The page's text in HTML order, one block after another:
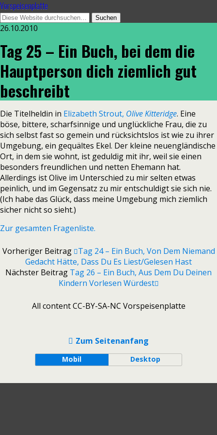
Vorspeisenplatte
26.10.2010
Tag 25 – Ein Buch, bei dem die
Hauptperson dich ziemlich gut
beschreibt
Die Titelheldin in Elizabeth Strout, Olive Kitteridge. Eine
böse, bittere, scharfsinnige und unglückliche Frau, die zu
sich selbst fast so gemein und rücksichtslos ist wie zu ihrer
Umgebung, ein gequältes Ekel. Der kleine neuengländische
Ort, in dem sie wohnt, ist geduldig mit ihr, weil sie einen
besonders freundlichen und netten Ehemann hat.
Allerdings ist Olive im Unterschied zu mir selten etwas
peinlich, und im Gegensatz zu mir entschuldigt sie sich nie.
(Ich habe das Glück, dass meine Umgebung mich ziemlich
sicher nicht so sieht.)
Zur gesamten Fragenliste.
Vorheriger Beitrag
Tag 24 – Ein Buch, Von Dem Niemand
Gedacht Hätte, Dass Du Es Liest/gelesen Hast
Nächster Beitrag Tag 26 – Ein Buch, Aus Dem Du Deinen
Kindern Vorlesen Würdest
All content CC-BY-SA-NC Vorspeisenplatte
Zum Seitenanfang
Mobil Desktop